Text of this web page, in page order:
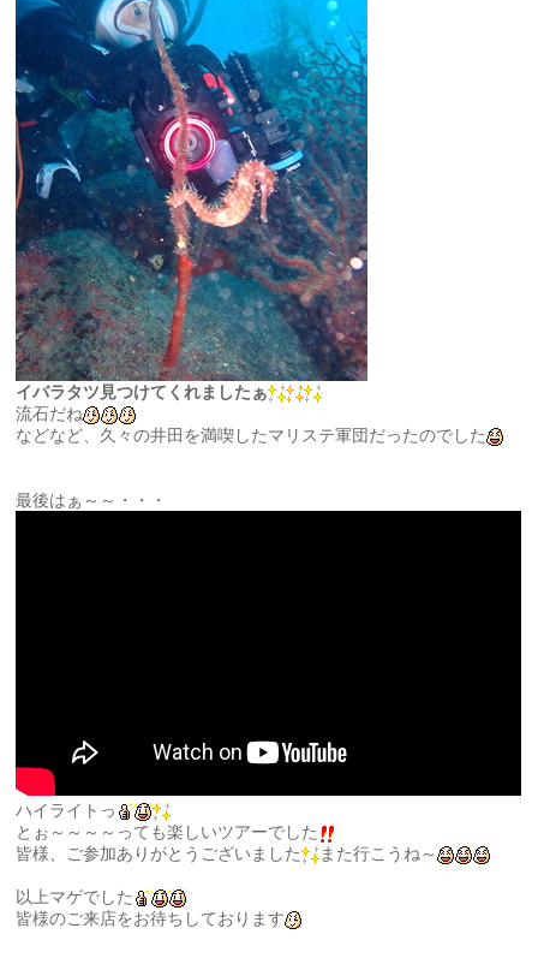
イバラタツ見つけてくれましたぁ
流石だね
などなど、久々の井田を満喫したマリステ軍団だったのでした
最後はぁ～～・・・
ハイライトっ
とぉ～～～～っても楽しいツアーでした
皆様、ご参加ありがとうございました
また行こうね～
以上マゲでした
皆様のご来店をお待ちしております